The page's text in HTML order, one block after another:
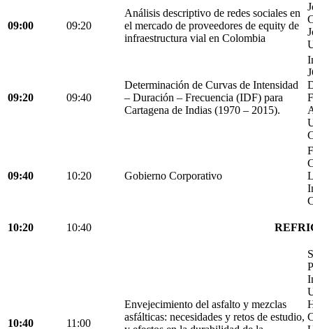
09:00 09:20
Análisis descriptivo de redes sociales en
el mercado de proveedores de equity de
infraestructura vial en Colombia
09:20 09:40
Determinación de Curvas de Intensidad
– Duración – Frecuencia (IDF) para
Cartagena de Indias (1970 – 2015).
09:40 10:20 Gobierno Corporativo
10:20 10:40
10:40 11:00
Envejecimiento del asfalto y mezclas
asfálticas: necesidades y retos de estudio,